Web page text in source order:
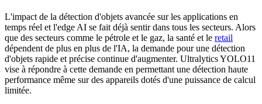
L'impact de la détection d'objets avancée sur les applications en
temps réel et l'edge AI se fait déjà sentir dans tous les secteurs. Alors
que des secteurs comme le pétrole et le gaz, la santé et le retail
dépendent de plus en plus de l'IA, la demande pour une détection
d'objets rapide et précise continue d'augmenter. Ultralytics YOLO11
vise à répondre à cette demande en permettant une détection haute
performance même sur des appareils dotés d'une puissance de calcul
limitée.